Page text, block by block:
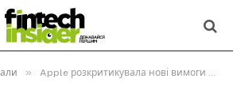
» Apple розкритикувала нові вимоги ЄС щодо ШІ-сервісів Google